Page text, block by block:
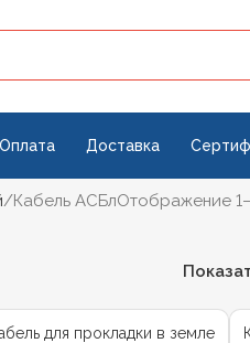
Оплата Доставка
Кабель АСБлОтображение
для прокладки в земле